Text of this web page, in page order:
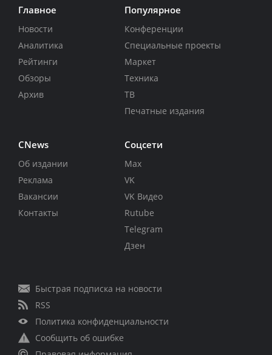
Главное
Новости
Аналитика
Рейтинги
Обзоры
Архив
Популярное
Конференции
Специальные проекты
Маркет
Техника
ТВ
Печатные издания
CNews
Об издании
Реклама
Вакансии
Контакты
Соцсети
Max
VK
VK Видео
Rutube
Telegram
Дзен
Быстрая подписка на новости
RSS
Политика конфиденциальности
Сообщить об ошибке